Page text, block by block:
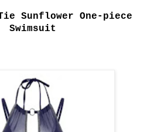
Sunflower One-piece
Swimsuit